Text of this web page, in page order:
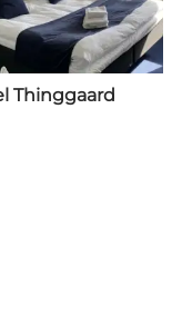
Thinggaard